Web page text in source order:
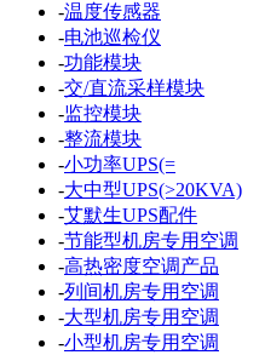
-温度传感器
-电池巡检仪
-功能模块
-交/直流采样模块
-监控模块
-整流模块
-小功率UPS(=
-大中型UPS(>20KVA)
-艾默生UPS配件
-节能型机房专用空调
-高热密度空调产品
-列间机房专用空调
-大型机房专用空调
-小型机房专用空调